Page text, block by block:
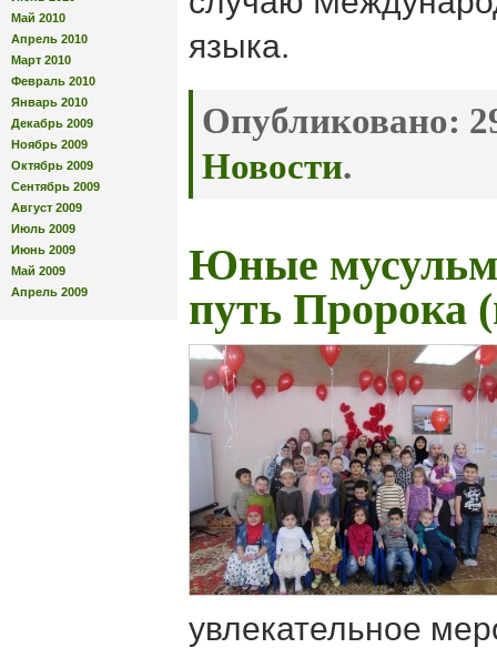
Май 2010
Апрель 2010
Март 2010
Февраль 2010
Январь 2010
Декабрь 2009
Ноябрь 2009
Октябрь 2009
Сентябрь 2009
Август 2009
Июль 2009
Июнь 2009
Май 2009
Апрель 2009
языка.
Опубликовано:
Новости.
Юные
путь Пророка
увлекательное